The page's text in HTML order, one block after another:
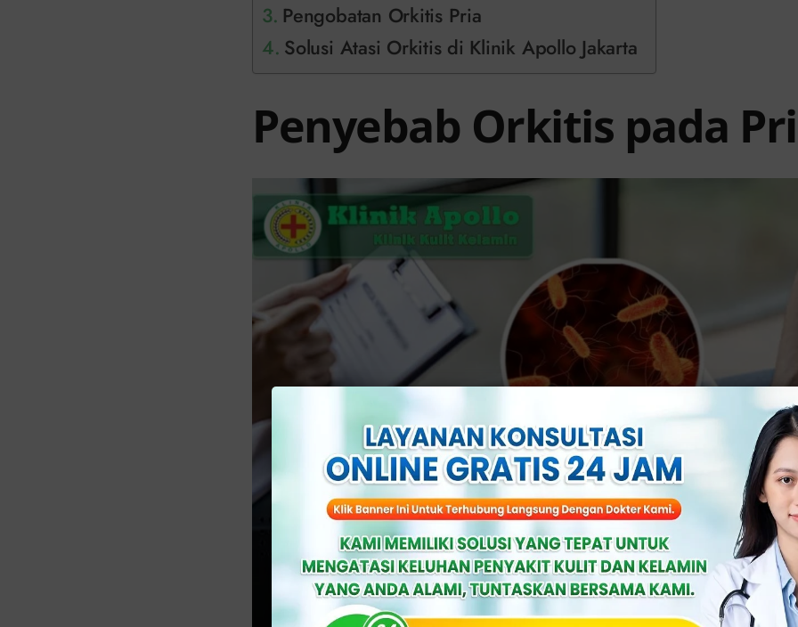
Pengobatan Orkitis Pria
Solusi Atasi Orkitis di Klinik Apollo Jakarta
Penyebab Orkitis pada